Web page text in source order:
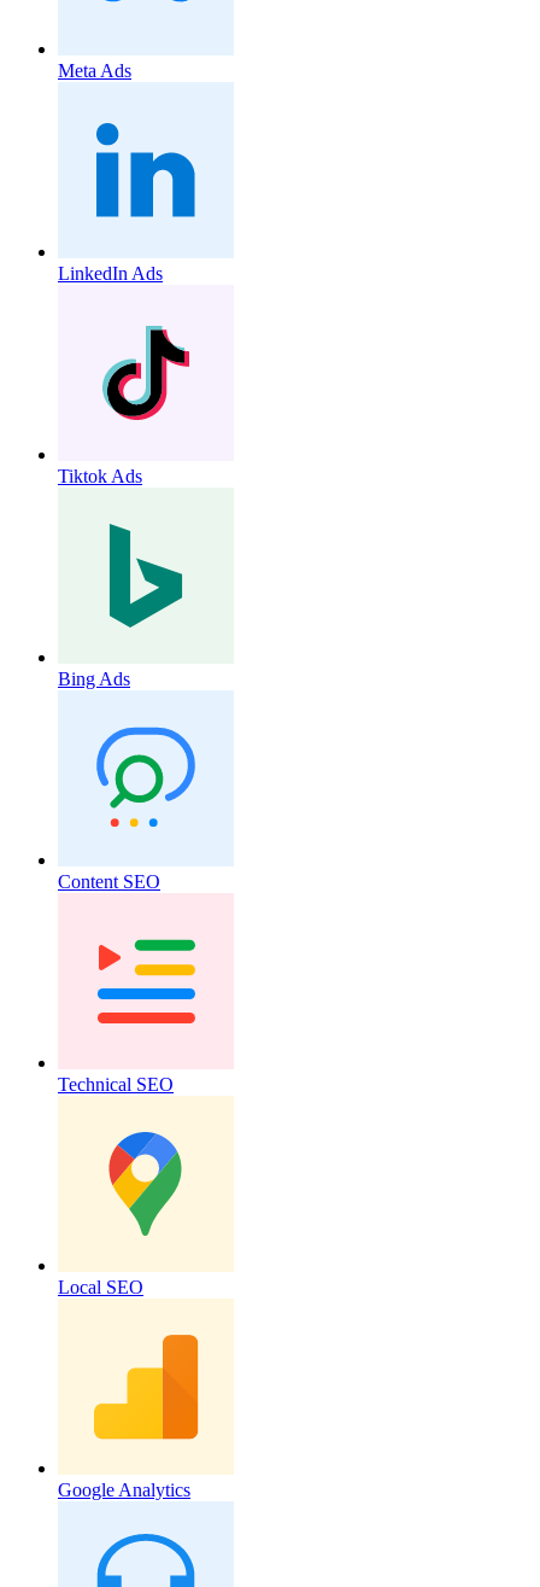
Meta Ads
LinkedIn Ads
Tiktok Ads
Bing Ads
Content SEO
Technical SEO
Local SEO
Google Analytics